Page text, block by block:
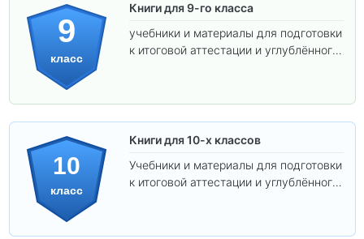
9
класс
Книги для 9-го класса
учебники и материалы для подготовки
к итоговой аттестации и углублённого
10
класс
Книги для 10-х классов
Учебники и материалы для подготовки
к итоговой аттестации и углублённого